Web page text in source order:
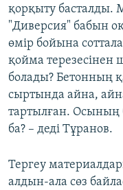
қорқыту басталды.
"Диверсия" бабын
өмір бойына
қойма терезесінен
болады? Бетонның
сыртында айна,
тартылған. Осының
ба? – деді Тұранов.
Тергеу
алдын-ала сөз